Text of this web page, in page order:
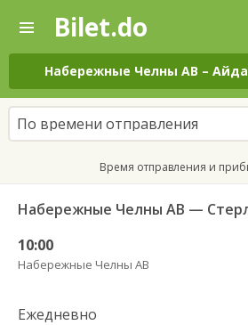
—
Поиск
и
покупка
билетов
на
автобус
онлайн
Bilet.do
Набережные Челны АВ –
По времени отправления
Время отправления и
10:00
Набережные Челны АВ
Ежедневно